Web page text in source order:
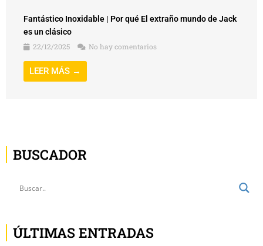
Fantástico Inoxidable | Por qué El extraño mundo de Jack
es un clásico
22/12/2025
No hay comentarios
LEER MÁS →
BUSCADOR
ÚLTIMAS ENTRADAS